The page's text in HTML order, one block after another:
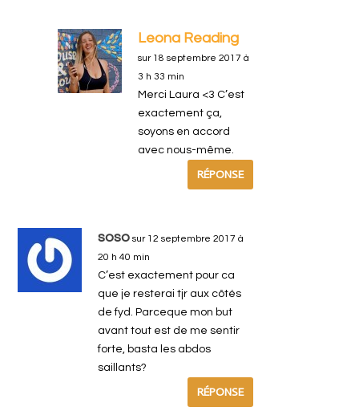
Leona Reading
sur 18 septembre 2017 à
3 h 33 min
Merci Laura <3 C’est
exactement ça,
soyons en accord
avec nous-même.
RÉPONSE
soso sur 12 septembre 2017 à
20 h 40 min
C’est exactement pour ca
que je resterai tjr aux côtés
de fyd. Parceque mon but
avant tout est de me sentir
forte, basta les abdos
saillants?
RÉPONSE